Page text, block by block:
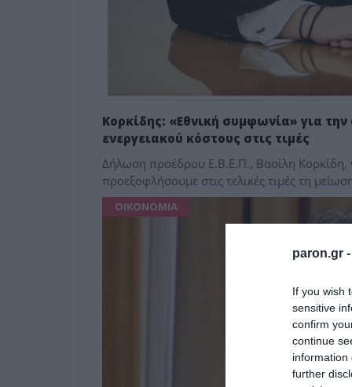
paron.gr -
If you wish
sensitive
confirm
continue
information
further
Κορκίδης: «Εθνική συμφωνία» για
ενεργειακού κόστους στις τιμές
Δήλωση προέδρου Ε.Β.Ε.Π., Βασίλη Κορκίδη,
προεξοφλήσουμε στις τελικές τιμές τη
ΟΙΚΟΝΟΜΙΑ